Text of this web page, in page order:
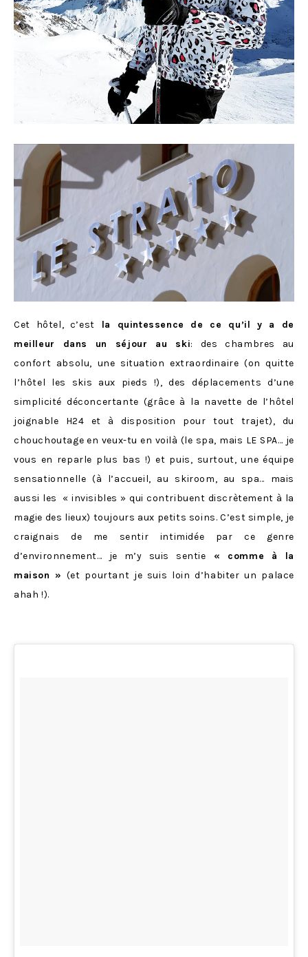
Cet hôtel, c’est la quintessence de ce qu’il y a de
meilleur dans un séjour au ski: des chambres au
confort absolu, une situation extraordinaire (on quitte
l’hôtel les skis aux pieds !), des déplacements d’une
simplicité déconcertante (grâce à la navette de l’hôtel
joignable H24 et à disposition pour tout trajet), du
chouchoutage en veux-tu en voilà (le spa, mais LE SPA… je
vous en reparle plus bas !) et puis, surtout, une équipe
sensationnelle (à l’accueil, au skiroom, au spa… mais
aussi les « invisibles » qui contribuent discrètement à la
magie des lieux) toujours aux petits soins. C’est simple, je
craignais de me sentir intimidée par ce genre
d’environnement… je m’y suis sentie « comme à la
maison » (et pourtant je suis loin d’habiter un palace
ahah !).